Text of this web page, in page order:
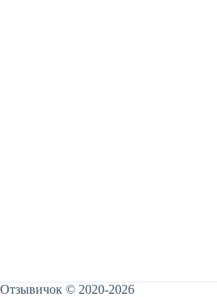
Отзывичок © 2020-2026